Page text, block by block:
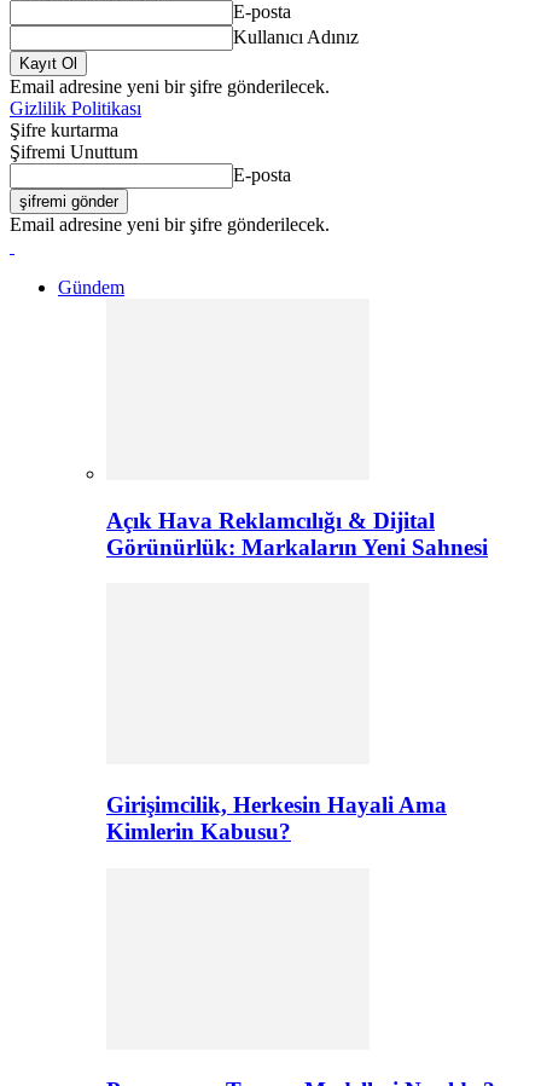
E-posta
Kullanıcı Adınız
Email adresine yeni bir şifre gönderilecek.
Gizlilik Politikası
Şifre kurtarma
Şifremi Unuttum
E-posta
Email adresine yeni bir şifre gönderilecek.
Gündem
Açık Hava Reklamcılığı & Dijital
Görünürlük: Markaların Yeni Sahnesi
Girişimcilik, Herkesin Hayali Ama
Kimlerin Kabusu?